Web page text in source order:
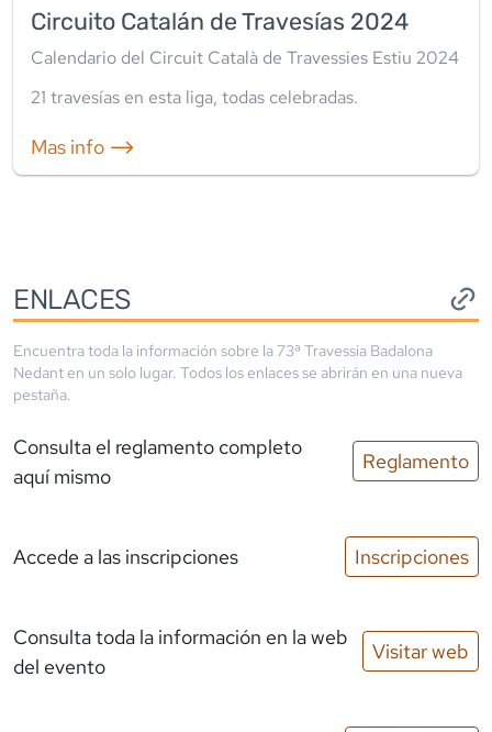
Circuito Catalán de Travesías 2024
Calendario del Circuit Català de Travessies Estiu 2024
21 travesías en esta liga, todas celebradas.
Mas info ⟶
ENLACES
Encuentra toda la información sobre la73ª Travessia Badalona
Nedant en un solo lugar. Todos los enlaces se abrirán en una nueva
pestaña.
Consulta el reglamento completo
aquí mismo
Reglamento
Accede a las inscripciones Inscripciones
Consulta toda la información en la web
del evento
Visitar web